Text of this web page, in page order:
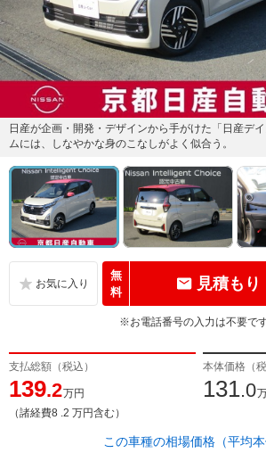
日産が企画・開発・デザインから手がけた「日産デ
ムには、しなやかな身のこなしがよく似合う。
無
料
見積も
※お電話番号の入力は不要です
支払総額（税込）
139.2万円
（諸経費8 .2 万円含む）
本体価格（税
131.0
この車種の相場価格（平均